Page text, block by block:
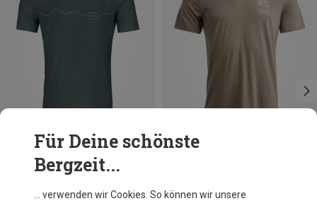
Du sparst 17%
Ortovox
Für Deine schönste
Bergzeit...
… verwenden wir Cookies. So können wir unsere